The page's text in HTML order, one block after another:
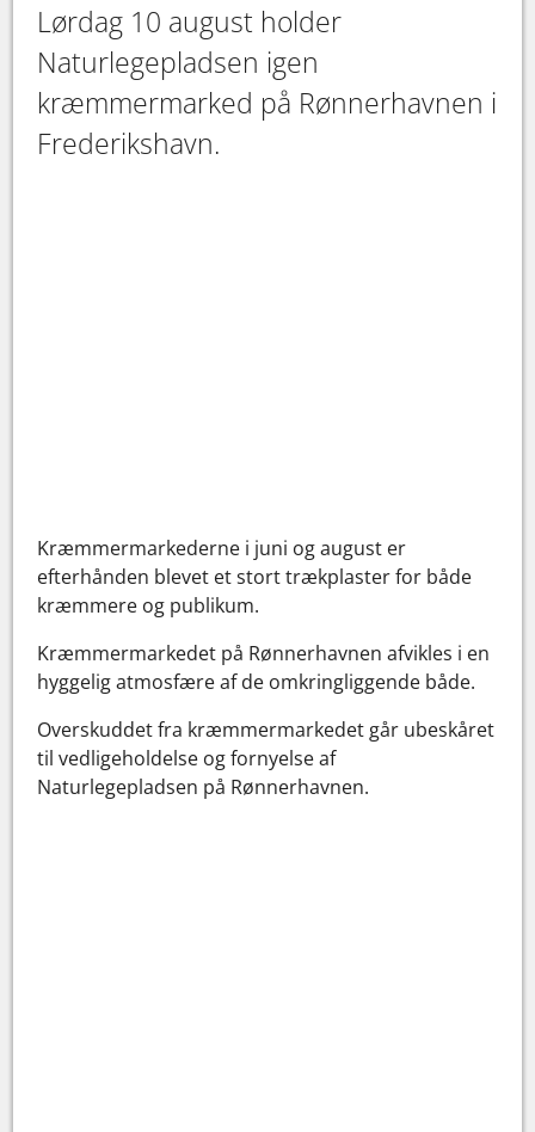
Lørdag 10 august holder
Naturlegepladsen igen
kræmmermarked på Rønnerhavnen i
Frederikshavn.
Kræmmermarkederne i juni og august er
efterhånden blevet et stort trækplaster for både
kræmmere og publikum.
Kræmmermarkedet på Rønnerhavnen afvikles i en
hyggelig atmosfære af de omkringliggende både.
Overskuddet fra kræmmermarkedet går ubeskåret
til vedligeholdelse og fornyelse af
Naturlegepladsen på Rønnerhavnen.